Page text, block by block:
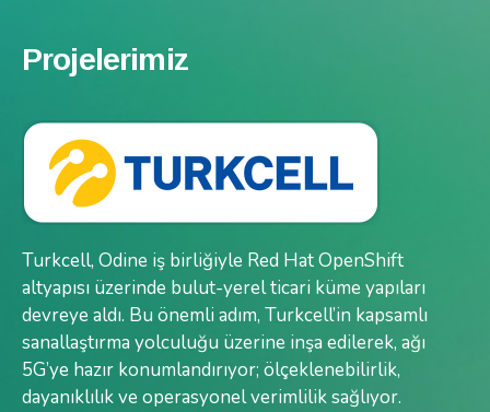
Projelerimiz
Turkcell, Odine iş birliğiyle Red Hat OpenShift
altyapısı üzerinde bulut-yerel ticari küme yapıları
devreye aldı. Bu önemli adım, Turkcell’in kapsamlı
sanallaştırma yolculuğu üzerine inşa edilerek, ağı
5G’ye hazır konumlandırıyor; ölçeklenebilirlik,
dayanıklılık ve operasyonel verimlilik sağlıyor.